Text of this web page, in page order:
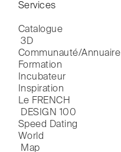
Services
Catalogue
3D
Communauté/Annuaire
Formation
Incubateur
Inspiration
Le FRENCH
DESIGN 100
Speed Dating
World
Map